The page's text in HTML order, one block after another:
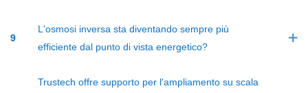
9
L'osmosi inversa sta diventando sempre più
efficiente dal punto di vista energetico?
Trustech offre supporto per l'ampliamento su scala